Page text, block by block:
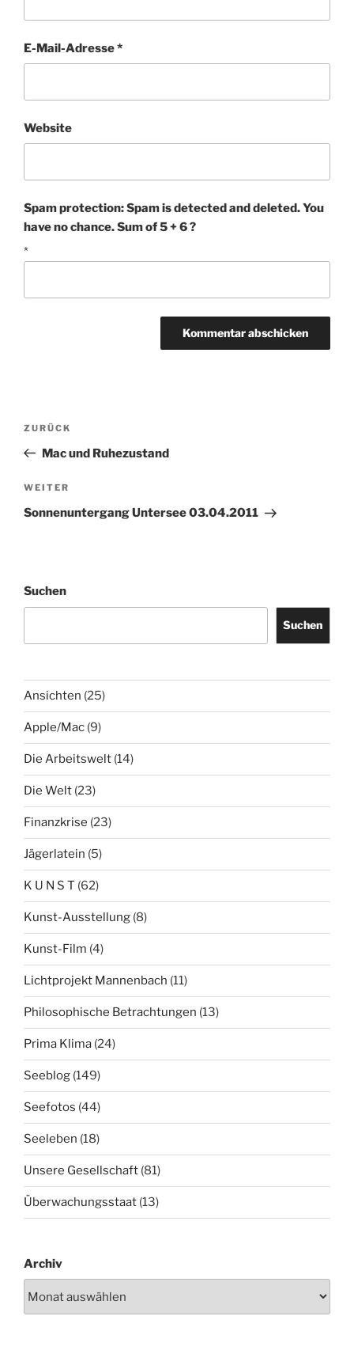
E-Mail-Adresse*
Website
Spam protection: Spam is detected and deleted. You
have no chance. Sum of 5 + 6 ?
*
Beitragsnavigation
Vorheriger
Beitrag
ZURÜCK
Mac und Ruhezustand
Nächster
Beitrag
WEITER
Sonnenuntergang Untersee 03.04.2011
Suchen
Suchen
Ansichten (25)
Apple/Mac (9)
Die Arbeitswelt (14)
Die Welt (23)
Finanzkrise (23)
Jägerlatein (5)
K U N S T (62)
Kunst-Ausstellung (8)
Kunst-Film (4)
Lichtprojekt Mannenbach (11)
Philosophische Betrachtungen (13)
Prima Klima (24)
Seeblog (149)
Seefotos (44)
Seeleben (18)
Unsere Gesellschaft (81)
Überwachungsstaat (13)
Archiv